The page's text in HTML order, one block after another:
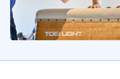
キッズ大陸にかける想い
入園・見学について
キッズ大陸一覧